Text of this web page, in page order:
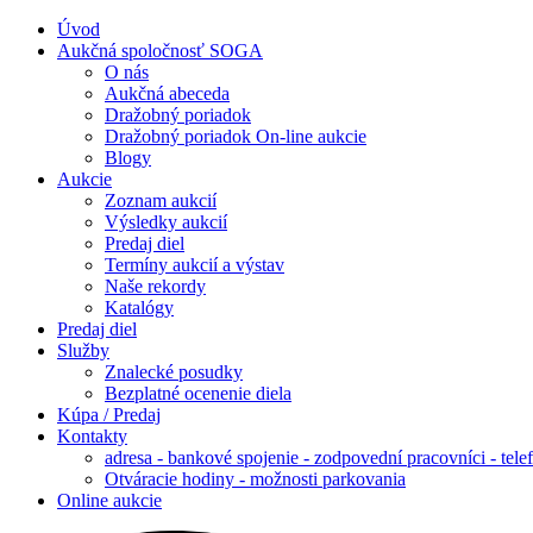
Úvod
Aukčná spoločnosť SOGA
O nás
Aukčná abeceda
Dražobný poriadok
Dražobný poriadok On-line aukcie
Blogy
Aukcie
Zoznam aukcií
Výsledky aukcií
Predaj diel
Termíny aukcií a výstav
Naše rekordy
Katalógy
Predaj diel
Služby
Znalecké posudky
Bezplatné ocenenie diela
Kúpa / Predaj
Kontakty
adresa - bankové spojenie - zodpovední pracovníci -
Otváracie hodiny - možnosti parkovania
Online aukcie